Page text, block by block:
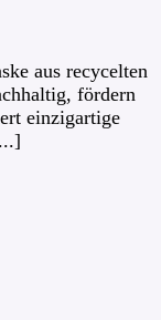
aus recycelten
fördern
einzigartige